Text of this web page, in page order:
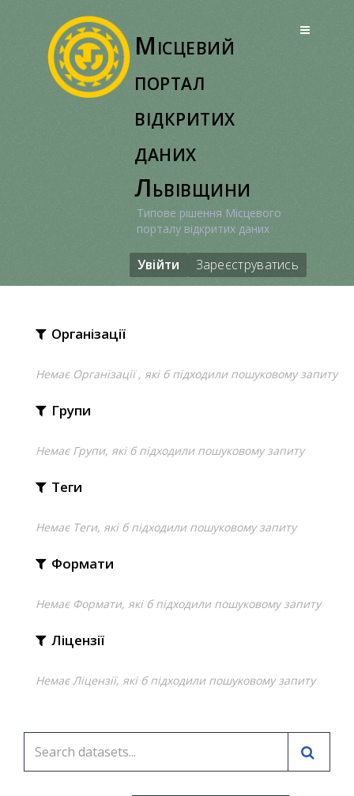
Місцевий
портал
відкритих
даних
Львівщини
Типове рішення Місцевого
порталу відкритих даних
Увійти Зареєструватись
Організації
Немає Організації , які б підходили пошуковому запиту
Групи
Немає Групи, які б підходили пошуковому запиту
Теги
Немає Теги, які б підходили пошуковому запиту
Формати
Немає Формати, які б підходили пошуковому запиту
Ліцензії
Немає Ліцензії, які б підходили пошуковому запиту